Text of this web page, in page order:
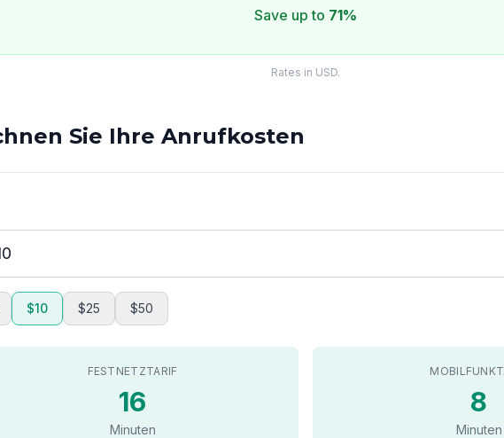
Save up to 71%
Rates in USD.
Sie Ihre Anrufkosten
$10 $25 $50
FESTNETZTARIF
16
Minuten
8
Minuten